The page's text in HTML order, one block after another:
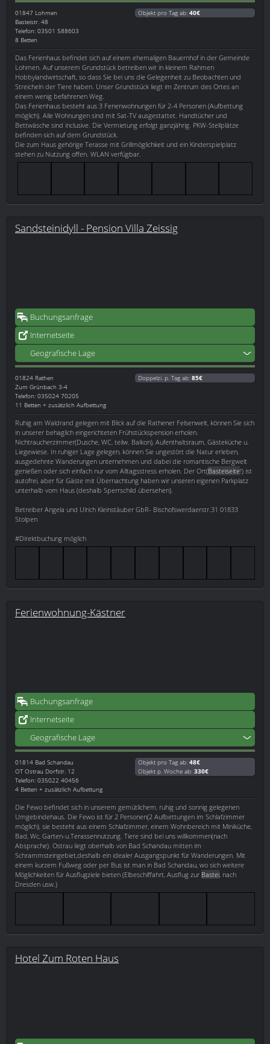
01847 Lohmen
Basteistr. 48
Telefon: 03501 588603
8 Betten
Objekt pro Tag ab: 40€
Das Ferienhaus befindet sich auf einem ehemaligen Bauernhof in der Gemeinde
Lohmen. Auf unserem Grundstück betreiben wir in kleinem Rahmen
Hobbylandwirtschaft, so dass Sie bei uns die Gelegenheit zu Beobachten und
Streicheln der Tiere haben. Unser Grundstück liegt im Zentrum des Ortes an
einem wenig befahrenen Weg.
Das Ferienhaus besteht aus 3 Ferienwohnungen für 2-4 Personen (Aufbettung
möglich). Alle Wohnungen sind mit Sat-TV ausgestattet. Handtücher und
Bettwäsche sind inclusive. Die Vermietung erfolgt ganzjährig. PKW-Stellplätze
befinden sich auf dem Grundstück.
Die zum Haus gehörige Terasse mit Grillmöglichkeit und ein Kinderspielplatz
stehen zu Nutzung offen. WLAN verfügbar.
Sandsteinidyll - Pension Villa Zeissig
Buchungsanfrage
Internetseite
Geografische Lage
01824 Rathen
Zum Grünbach 3-4
Telefon: 035024 70205
11 Betten + zusätzlich Aufbettung
Doppelzi. p. Tag ab: 85€
Ruhig am Waldrand gelegen mit Blick auf die Rathener Felsenwelt, können Sie sich
in unserer behaglich eingerichteten Frühstückspension erholen.
Nichtraucherzimmer(Dusche, WC, teilw. Balkon), Aufenthaltsraum, Gästeküche u.
Liegewiese. In ruhiger Lage gelegen, können Sie ungestört die Natur erleben,
ausgedehnte Wanderungen unternehmen und dabei die romantische Bergwelt
genießen oder sich einfach nur vom Alltagsstress erholen. Der Ort(Basteiseite!) ist
autofrei, aber für Gäste mit Übernachtung haben wir unseren eigenen Parkplatz
unterhalb vom Haus (deshalb Sperrschild übersehen).
Betreiber Angela und Ulrich Kleinstäuber GbR- Bischofswerdaerstr.31 01833
Stolpen
#Direktbuchung möglich
Ferienwohnung-Kästner
Buchungsanfrage
Internetseite
Geografische Lage
01814 Bad Schandau
OT Ostrau Dorfstr. 12
Telefon: 035022 40456
4 Betten + zusätzlich Aufbettung
Objekt pro Tag ab: 48€
Objekt p. Woche ab: 330€
Die Fewo befindet sich in unserem gemütlichem, ruhig und sonnig gelegenen
Umgebindehaus. Die Fewo ist für 2 Personen(2 Aufbettungen im Schlafzimmer
möglich), sie besteht aus einem Schlafzimmer, einem Wohnbereich mit Miniküche,
Bad, Wc, Garten-u.Terassennutzung. Tiere sind bei uns willkommen(nach
Absprache). Ostrau liegt oberhalb von Bad Schandau mitten im
Schrammsteingebiet,deshalb ein idealer Ausgangspunkt für Wanderungen. Mit
einem kurzem Fußweg oder per Bus ist man in Bad Schandau, wo sich weitere
Möglichkeiten für Ausflugziele bieten (Elbeschiffahrt, Ausflug zur Bastei , nach
Dresden usw.)
Hotel Zum Roten Haus